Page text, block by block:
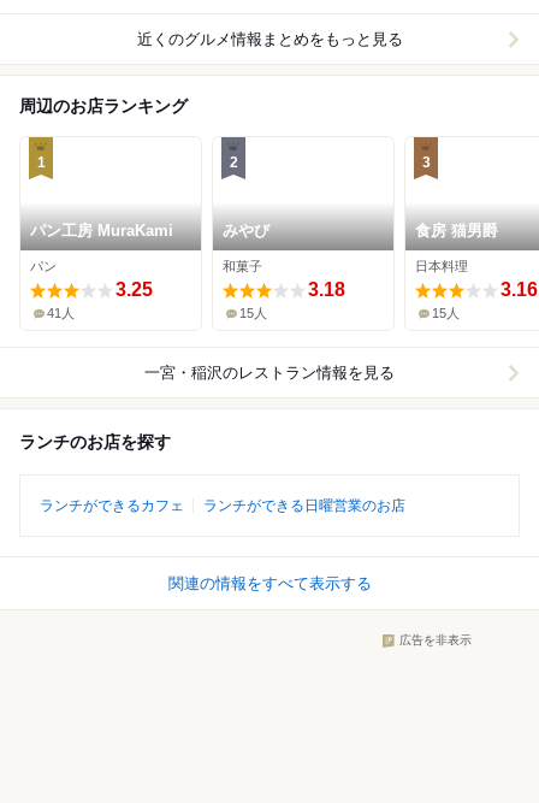
近くのグルメ情報まとめをもっと見る
周辺のお店ランキング
1
パン工房 MuraKami
パン
3.25
41人
2
みやび
和菓子
3.18
15人
3
食房 猫男爵
日本料理
3.16
15人
一宮・稲沢のレストラン情報を見る
ランチのお店を探す
ランチができるカフェ ランチができる日曜営業のお店
関連の情報をすべて表示する
広告を非表示